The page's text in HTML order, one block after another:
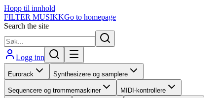
Hopp til innhold
FILTER MUSIKKGo to homepage
Search the site
Logg inn
Eurorack Synthesizere og samplere
Sequencere og trommemaskiner MIDI-kontrollere